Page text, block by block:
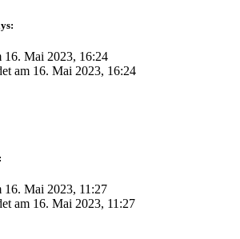
16. Mai 2023, 16:24
am 16. Mai 2023, 16:24
16. Mai 2023, 11:27
am 16. Mai 2023, 11:27